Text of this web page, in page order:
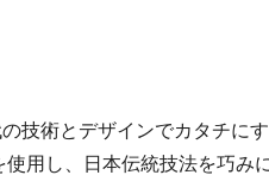
技術とデザインでカタチに
用し、日本伝統技法を巧み